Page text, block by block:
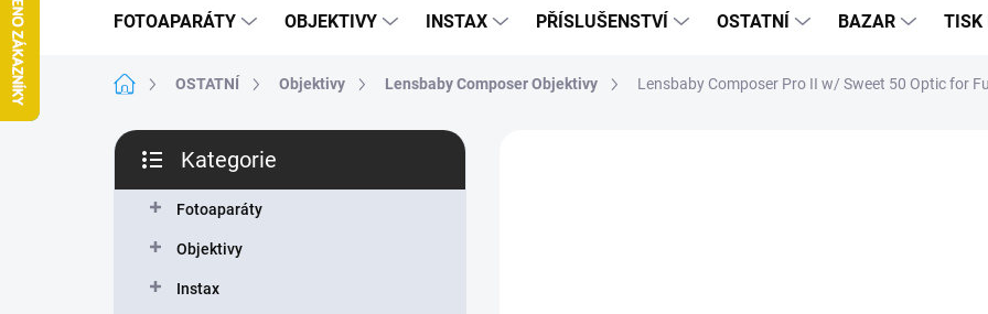
FOTOAPARÁTY OBJEKTIVY INSTAX PŘÍSLUŠENSTVÍ OSTATNÍ BAZAR TISK
Domů OSTATNÍ Objektivy Lensbaby Composer Objektivy Lensbaby Composer Pro II w/ Sweet 50 Optic for
P
s
kategorie
Kategorie
Fotoaparáty
Objektivy
Instax